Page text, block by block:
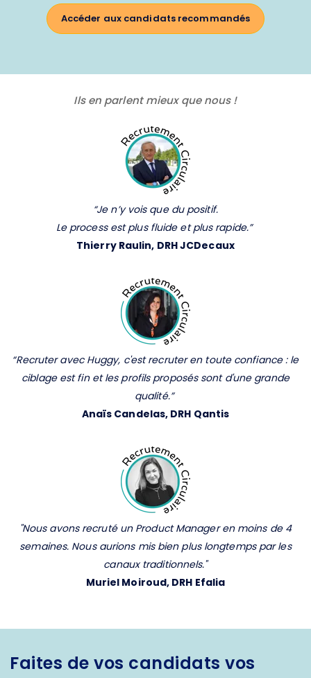
Accéder aux candidats recommandés
Ils en parlent mieux que nous !
“Je n’y vois que du positif.
Le process est plus fluide et plus rapide.”
Thierry Raulin, DRH JCDecaux
“Recruter avec Huggy, c'est recruter en toute confiance : le
ciblage est fin et les profils proposés sont d'une grande
qualité.”
Anaïs Candelas, DRH Qantis
"Nous avons recruté un Product Manager en moins de 4
semaines. Nous aurions mis bien plus longtemps par les
canaux traditionnels."
Muriel Moiroud, DRH Efalia
Faites de vos candidats vos